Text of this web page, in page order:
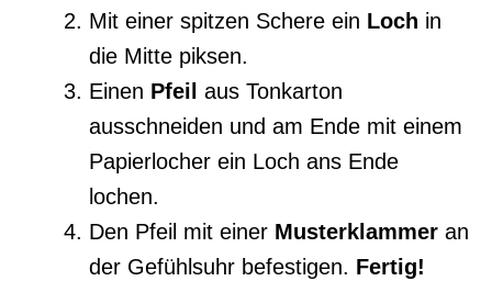
Mit einer spitzen Schere ein Loch in
die Mitte piksen.
Einen Pfeil aus Tonkarton
ausschneiden und am Ende mit einem
Papierlocher ein Loch ans Ende
lochen.
Den Pfeil mit einer Musterklammeran
der Gefühlsuhr befestigen. Fertig!